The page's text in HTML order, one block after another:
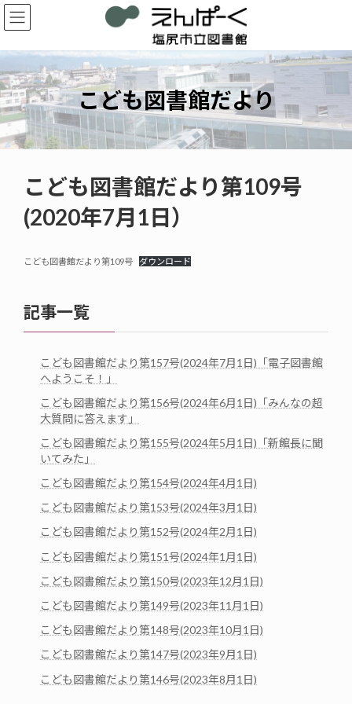
コ
ン
ン
ツ
へ
ス
キ
ッ
プ
ナ
ビ
ー
シ
ョ
ン
に
移
動
こども図書館だより
こども図書館だより第109号
(2020年7月1日）
こども図書館だより第109号 ダウンロード
記事一覧
こども図書館だより第157号(2024年7月1日)「電子図書館
へようこそ！」
こども図書館だより第156号(2024年6月1日)「みんなの超
大質問に答えます」
こども図書館だより第155号(2024年5月1日)「新館長に聞
いてみた」
こども図書館だより第154号(2024年4月1日)
こども図書館だより第153号(2024年3月1日)
こども図書館だより第152号(2024年2月1日)
こども図書館だより第151号(2024年1月1日)
こども図書館だより第150号(2023年12月1日)
こども図書館だより第149号(2023年11月1日)
こども図書館だより第148号(2023年10月1日)
こども図書館だより第147号(2023年9月1日)
こども図書館だより第146号(2023年8月1日)